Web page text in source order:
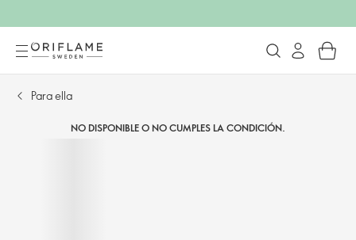
Para ella
NO DISPONIBLE O NO CUMPLES LA CONDICIÓN.